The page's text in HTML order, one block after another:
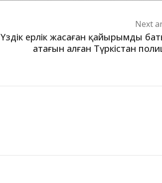
Next
ерлік жасаған қайырымды
атағын алған Түркістан